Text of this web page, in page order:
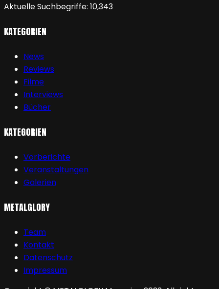
Aktuelle Suchbegriffe: 10,343
KATEGORIEN
News
Reviews
Filme
Interviews
Bücher
KATEGORIEN
Vorberichte
Veranstaltungen
Galerien
METALGLORY
Team
Kontakt
Datenschutz
Impressum